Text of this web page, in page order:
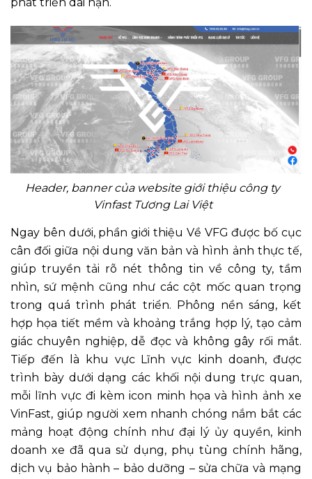
phát triển dài hạn.
Header, banner của website giới thiệu công ty
Vinfast Tương Lai Việt
Ngay bên dưới, phần giới thiệu Về VFG được bố cục
cân đối giữa nội dung văn bản và hình ảnh thực tế,
giúp truyền tải rõ nét thông tin về công ty, tầm
nhìn, sứ mệnh cũng như các cột mốc quan trọng
trong quá trình phát triển. Phông nền sáng, kết
hợp họa tiết mềm và khoảng trắng hợp lý, tạo cảm
giác chuyên nghiệp, dễ đọc và không gây rối mắt.
Tiếp đến là khu vực Lĩnh vực kinh doanh, được
trình bày dưới dạng các khối nội dung trực quan,
mỗi lĩnh vực đi kèm icon minh họa và hình ảnh xe
VinFast, giúp người xem nhanh chóng nắm bắt các
mảng hoạt động chính như đại lý ủy quyền, kinh
doanh xe đã qua sử dụng, phụ tùng chính hãng,
dịch vụ bảo hành – bảo dưỡng – sửa chữa và mạng